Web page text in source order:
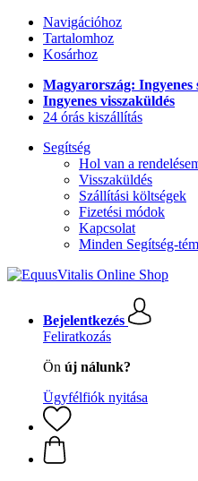
Navigációhoz
Tartalomhoz
Kosárhoz
Magyarország:
Ingyenes visszaküldés
24 órás kiszállítás
Segítség
Hol van a
Visszaküldés
Szállítási költségek
Fizetési módok
Kapcsolat
Minden Segítség-
Bejelentkezés
Feliratkozás
Ön új nálunk?
Ügyfélfiók nyitása